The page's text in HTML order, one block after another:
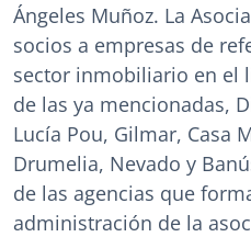
Ángeles Muñoz. La
socios a empresas de
sector inmobiliario en el
de las ya mencionadas,
Lucía Pou, Gilmar, Casa
Drumelia, Nevado y
de las agencias que
administración de la